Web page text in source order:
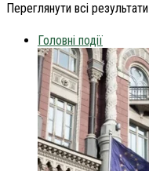
Переглянути всі результати
Головні події